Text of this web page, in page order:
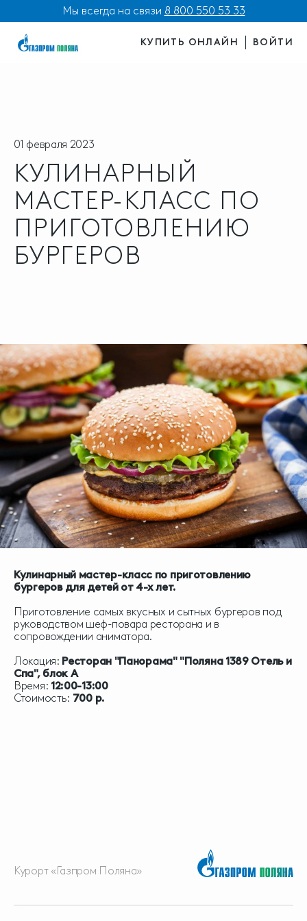
Мы всегда на связи 8 800 550 53 33
КУПИТЬ ОНЛАЙН ВОЙТИ
01 февраля 2023
КУЛИНАРНЫЙ
МАСТЕР-КЛАСС ПО
ПРИГОТОВЛЕНИЮ
БУРГЕРОВ
Кулинарный мастер-класс по приготовлению
бургеров для детей от 4-х лет.
Приготовление самых вкусных и сытных бургеров под
руководством шеф-повара ресторана и в
сопровождении аниматора.
Локация: Ресторан "Панорама" "Поляна 1389 Отель и
Спа", блок А
Время: 12:00-13:00
Стоимость: 700 р.
Курорт «Газпром Поляна»